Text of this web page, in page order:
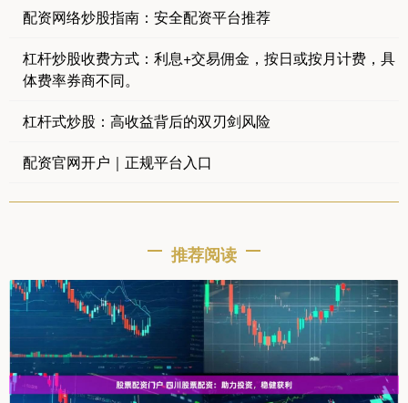
配资网络炒股指南：安全配资平台推荐
杠杆炒股收费方式：利息+交易佣金，按日或按月计费，具
体费率券商不同。
杠杆式炒股：高收益背后的双刃剑风险
配资官网开户｜正规平台入口
推荐阅读